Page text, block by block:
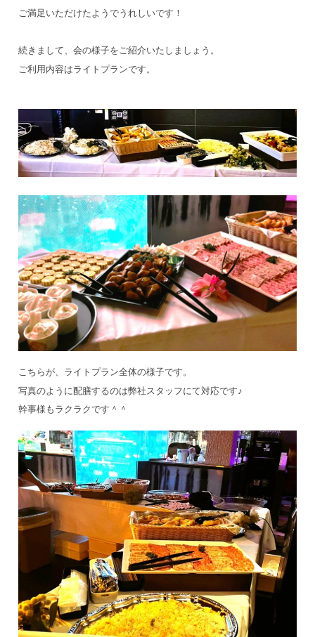
ご満足いただけたようでうれしいです！
続きまして、会の様子をご紹介いたしましょう。
ご利用内容はライトプランです。
こちらが、ライトプラン全体の様子です。
写真のように配膳するのは弊社スタッフにて対応です♪
幹事様もラクラクです＾＾